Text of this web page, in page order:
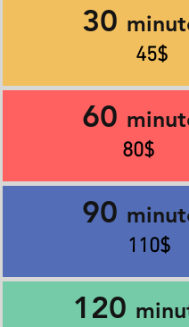
30
45$
60
80$
90
110$
120